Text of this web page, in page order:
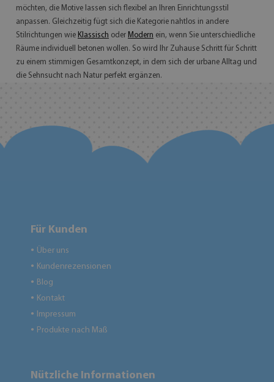
möchten, die Motive lassen sich flexibel an Ihren Einrichtungsstil
anpassen. Gleichzeitig fügt sich die Kategorie nahtlos in andere
Stilrichtungen wie Klassisch oder Modern ein, wenn Sie unterschiedliche
Räume individuell betonen wollen. So wird Ihr Zuhause Schritt für Schritt
zu einem stimmigen Gesamtkonzept, in dem sich der urbane Alltag und
die Sehnsucht nach Natur perfekt ergänzen.
Für Kunden
● Über uns
● Kundenrezensionen
● Blog
● Kontakt
● Impressum
● Produkte nach Maß
Nützliche Informationen